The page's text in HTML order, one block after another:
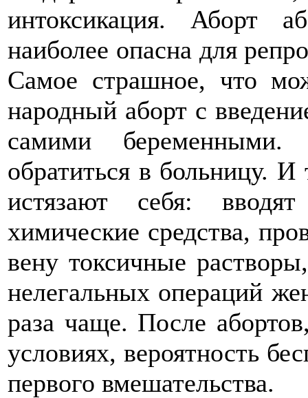
интоксикация. Аборт
наиболее опасна для
Самое страшное, что
народный аборт с
самими беременными.
обратиться в больницу.
истязают себя:
химические средства,
вену токсичные
нелегальных операций
раза чаще. После
условиях, вероятность
первого вмешательства.